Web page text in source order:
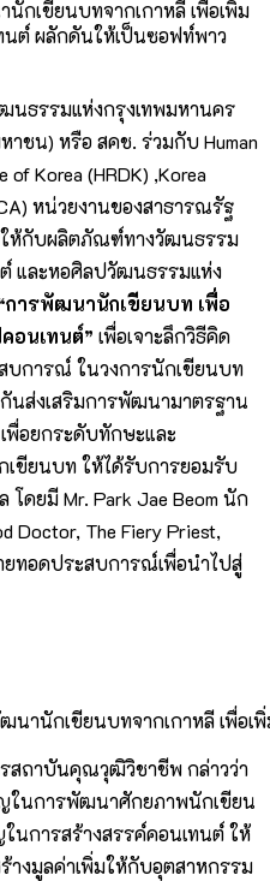
ธรรมแห่งกรุงเทพมหานคร
ชน) หรือ สคช. ร่วมกับ Human
of Korea (HRDK) ,Korea
หน่วยงานของสาธารณรัฐ
ให้กับผลิตภัณฑ์ทางวัฒนธรรม
และหอศิลปวัฒนธรรมแห่ง
การพัฒนานักเขียนบท เพื่อ
อนเทนต์” เพื่อเจาะลึกวิธีคิด
บการณ์ ในวงการนักเขียนบท
นส่งเสริมการพัฒนามาตรฐาน
พื่อยกระดับทักษะและ
ขียนบท ให้ได้รับการยอมรับ
ดยมี Mr. Park Jae Beom นัก
Doctor, The Fiery Priest,
ยทอดประสบการณ์เพื่อนำไปสู่
นานักเขียนบทจากเกาหลี เพื่อ
สถาบันคุณวุฒิวิชาชีพ กล่าวว่า
ในการพัฒนาศักยภาพนักเขียน
นการสร้างสรรค์คอนเทนต์ ให้
างมูลค่าเพิ่มให้กับอุตสาหกรรม